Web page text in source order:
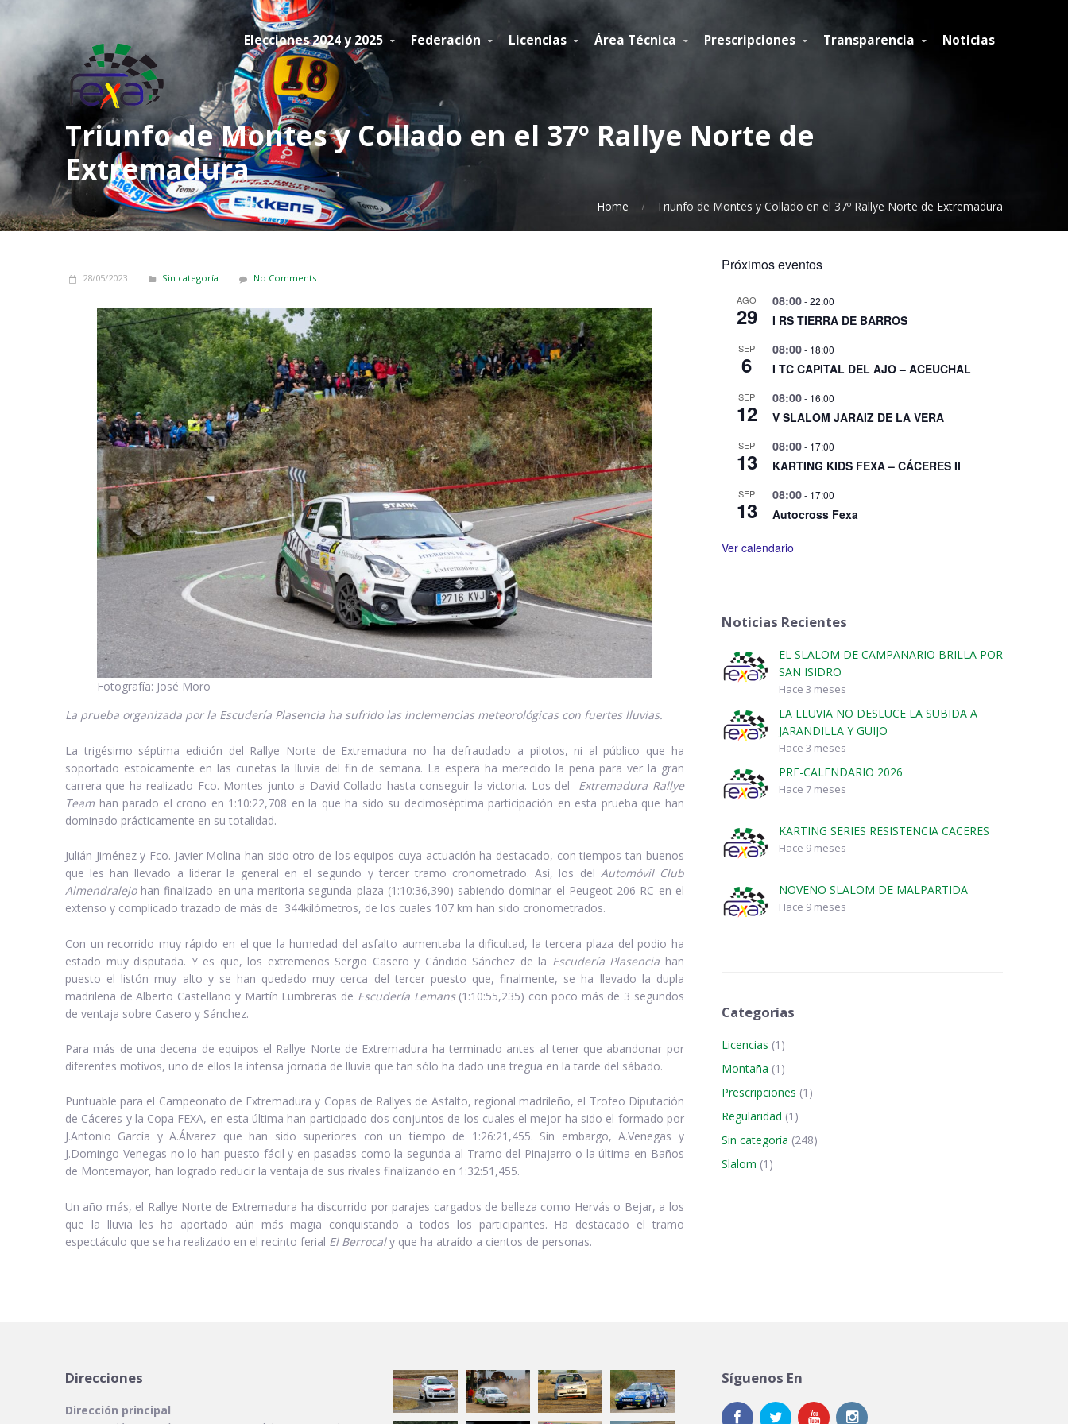
Elecciones 2024 y 2025 Federación Licencias Área Técnica Prescripciones Transparencia Noticias
Triunfo de Montes y Collado en el 37º Rallye Norte de
Extremadura
Home Triunfo de Montes y Collado en el 37º Rallye Norte de Extremadura
28/05/2023 Sin categoría No Comments
Fotografía: José Moro
La prueba organizada por la Escudería Plasencia ha sufrido las inclemencias meteorológicas con fuertes lluvias.
La trigésimo séptima edición del Rallye Norte de Extremadura no ha defraudado a pilotos, ni al público que ha
soportado estoicamente en las cunetas la lluvia del fin de semana. La espera ha merecido la pena para ver la gran
carrera que ha realizado Fco. Montes junto a David Collado hasta conseguir la victoria. Los del
Extremadura Rallye
Team han parado el crono en 1:10:22,708 en la que ha sido su decimoséptima participación en esta prueba que han
dominado prácticamente en su totalidad.
Julián Jiménez y Fco. Javier Molina han sido otro de los equipos cuya actuación ha destacado, con tiempos tan buenos
que les han llevado a liderar la general en el segundo y tercer tramo cronometrado. Así, los del Automóvil Club
Almendralejohan finalizado en una meritoria segunda plaza (1:10:36,390) sabiendo dominar el Peugeot 206 RC en el
extenso y complicado trazado de más de 344kilómetros, de los cuales 107 km han sido cronometrados.
Con un recorrido muy rápido en el que la humedad del asfalto aumentaba la dificultad, la tercera plaza del podio ha
estado muy disputada. Y es que, los extremeños Sergio Casero y Cándido Sánchez de la Escudería Plasencia han
puesto el listón muy alto y se han quedado muy cerca del tercer puesto que, finalmente, se ha llevado la dupla
madrileña de Alberto Castellano y Martín Lumbreras de Escudería Lemans (1:10:55,235) con poco más de 3 segundos
de ventaja sobre Casero y Sánchez.
Para más de una decena de equipos el Rallye Norte de Extremadura ha terminado antes al tener que abandonar por
diferentes motivos, uno de ellos la intensa jornada de lluvia que tan sólo ha dado una tregua en la tarde del sábado.
Puntuable para el Campeonato de Extremadura y Copas de Rallyes de Asfalto, regional madrileño, el Trofeo Diputación
de Cáceres y la Copa FEXA, en esta última han participado dos conjuntos de los cuales el mejor ha sido el formado por
J.Antonio García y A.Álvarez que han sido superiores con un tiempo de 1:26:21,455. Sin embargo, A.Venegas y
J.Domingo Venegas no lo han puesto fácil y en pasadas como la segunda al Tramo del Pinajarro o la última en Baños
de Montemayor, han logrado reducir la ventaja de sus rivales finalizando en 1:32:51,455.
Un año más, el Rallye Norte de Extremadura ha discurrido por parajes cargados de belleza como Hervás o Bejar, a los
que la lluvia les ha aportado aún más magia conquistando a todos los participantes. Ha destacado el tramo
espectáculo que se ha realizado en el recinto ferial El Berrocaly que ha atraído a cientos de personas.
Próximos eventos
AGO
29
08:00-22:00
I RS TIERRA DE BARROS
SEP
6
08:00- 18:00
I TC CAPITAL DEL AJO – ACEUCHAL
SEP
12
08:00- 16:00
V SLALOM JARAIZ DE LA VERA
SEP
13
08:00- 17:00
KARTING KIDS FEXA – CÁCERES II
SEP
13
08:00- 17:00
Autocross Fexa
Ver calendario
Noticias Recientes
EL SLALOM DE CAMPANARIO BRILLA POR
SAN ISIDRO
Hace 3 meses
LA LLUVIA NO DESLUCE LA SUBIDA A
JARANDILLA Y GUIJO
Hace 3 meses
PRE-CALENDARIO 2026
Hace 7 meses
KARTING SERIES RESISTENCIA CACERES
Hace 9 meses
NOVENO SLALOM DE MALPARTIDA
Hace 9 meses
Categorías
Licencias (1)
Montaña (1)
Prescripciones (1)
Regularidad (1)
Sin categoría (248)
Slalom (1)
Direcciones
Dirección principal
Síguenos En